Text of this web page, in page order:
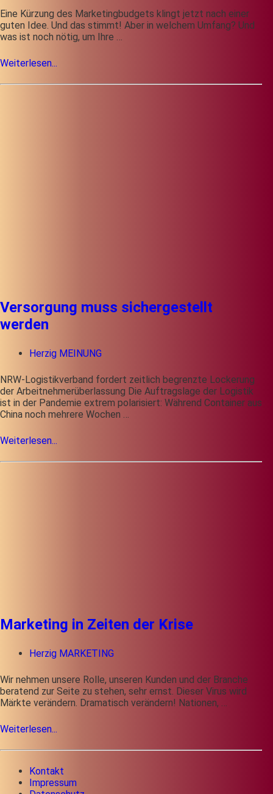
Eine Kürzung des Marketingbudgets klingt jetzt nach einer
guten Idee. Und das stimmt! Aber in welchem Umfang? Und
was ist noch nötig, um Ihre …
Weiterlesen...
Versorgung muss sichergestellt
werden
Herzig MEINUNG
NRW-Logistikverband fordert zeitlich begrenzte Lockerung
der Arbeitnehmerüberlassung Die Auftragslage der Logistik
ist in der Pandemie extrem polarisiert: Während Container aus
China noch mehrere Wochen …
Weiterlesen...
Marketing in Zeiten der Krise
Herzig MARKETING
Wir nehmen unsere Rolle, unseren Kunden und der Branche
beratend zur Seite zu stehen, sehr ernst. Dieser Virus wird
Märkte verändern. Dramatisch verändern! Nationen, …
Weiterlesen...
Kontakt
Impressum